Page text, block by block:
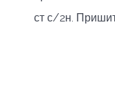
ст с/2н.